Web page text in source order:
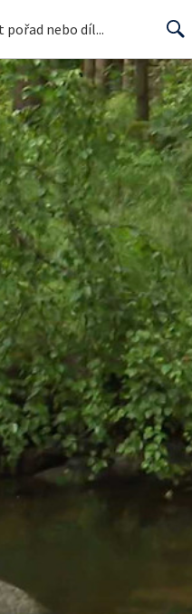
Search